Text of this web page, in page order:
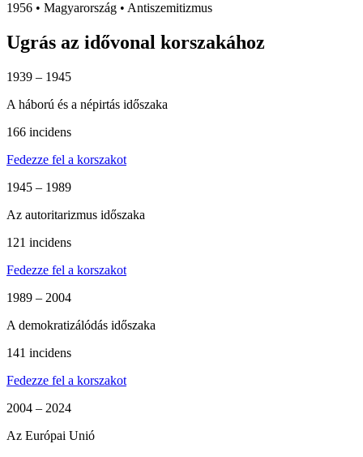
1956 • Magyarország • Antiszemitizmus
Ugrás az idővonal korszakához
1939 – 1945
A háború és a népirtás időszaka
166 incidens
Fedezze fel a korszakot
1945 – 1989
Az autoritarizmus időszaka
121 incidens
Fedezze fel a korszakot
1989 – 2004
A demokratizálódás időszaka
141 incidens
Fedezze fel a korszakot
2004 – 2024
Az Európai Unió